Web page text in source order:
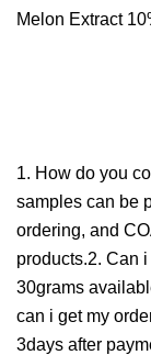
1. How do you
samples can be
ordering, and
products.2. Can
30grams
can i get my
3days after